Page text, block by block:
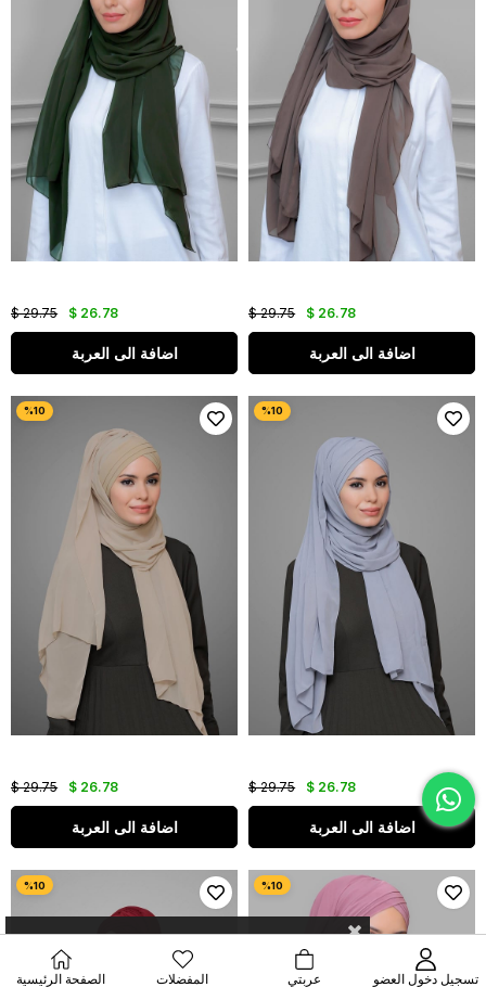
$ 26.78
$ 29.75
اضافة الى العربة
$ 26.78
$ 29.75
اضافة الى العربة
$ 26.78
$ 29.75
اضافة الى العربة
$ 26.78
$ 29.75
اضافة الى العربة
الصفحة الرئيسية المفضلات عربتي تسجيل دخول العضو